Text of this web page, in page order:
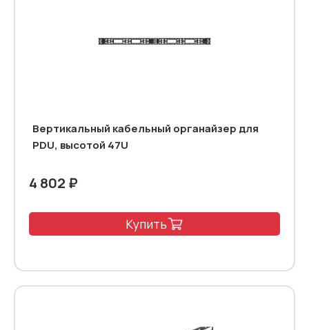
Вертикальный кабельный органайзер для
PDU, высотой 47U
4 802 ₽
Купить